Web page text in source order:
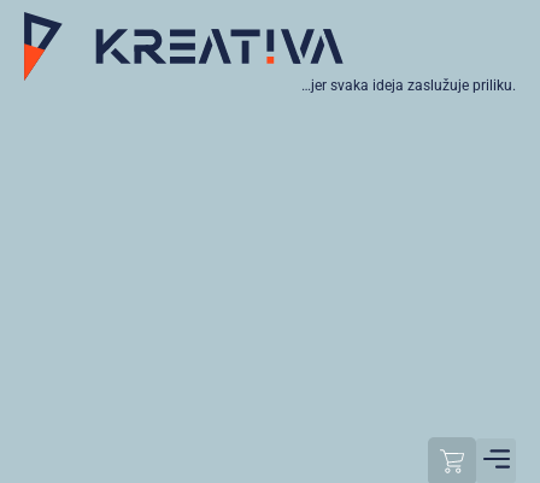
…jer svaka ideja zaslužuje priliku.